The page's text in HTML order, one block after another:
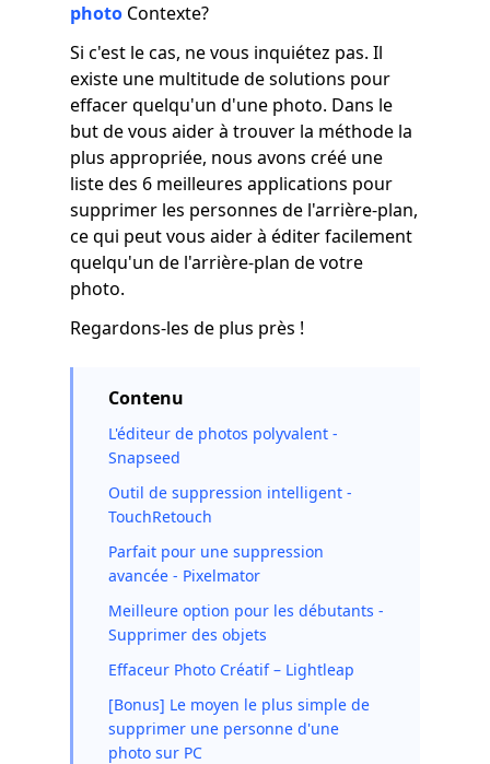
photo Contexte?
Si c'est le cas, ne vous inquiétez pas. Il
existe une multitude de solutions pour
effacer quelqu'un d'une photo. Dans le
but de vous aider à trouver la méthode la
plus appropriée, nous avons créé une
liste des 6 meilleures applications pour
supprimer les personnes de l'arrière-plan,
ce qui peut vous aider à éditer facilement
quelqu'un de l'arrière-plan de votre
photo.
Regardons-les de plus près !
Contenu
L'éditeur de photos polyvalent -
Snapseed
Outil de suppression intelligent -
TouchRetouch
Parfait pour une suppression
avancée - Pixelmator
Meilleure option pour les débutants -
Supprimer des objets
Effaceur Photo Créatif – Lightleap
[Bonus] Le moyen le plus simple de
supprimer une personne d'une
photo sur PC